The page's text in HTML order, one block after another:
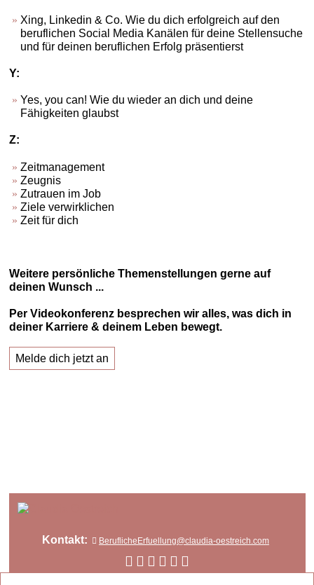
Xing, Linkedin & Co. Wie du dich erfolgreich auf den
beruflichen Social Media Kanälen für deine Stellensuche
und für deinen beruflichen Erfolg präsentierst
Y:
Yes, you can! Wie du wieder an dich und deine
Fähigkeiten glaubst
Z:
Zeitmanagement
Zeugnis
Zutrauen im Job
Ziele verwirklichen
Zeit für dich
Weitere persönliche Themenstellungen gerne auf
deinen Wunsch ...
Per Videokonferenz besprechen wir alles, was dich in
deiner Karriere & deinem Leben bewegt.
Melde dich jetzt an
Kontakt: BeruflicheErfuellung@claudia-oestreich.com